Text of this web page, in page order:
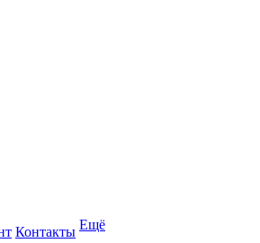
Контакты Ещё